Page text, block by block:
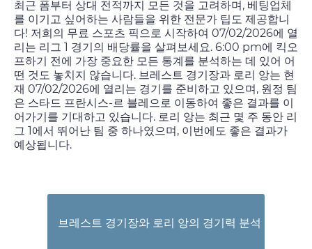
최근 폼부터 상대 전적까지 모든 것을 고려하며, 베팅업체
를 이기고 싶어하는 사람들을 위한 전문가 팁도 제공합니
다! 저희의 무료 스포츠 픽으로 시작하여 07/02/2026에 열
리는 리그 1 경기의 배당률을 살펴보세요. 6:00 pm에 킥오
프하기 전에 가장 중요한 모든 통계를 분석하는 데 있어 어
떤 것도 놓치지 않습니다. 브레스트 경기장과 로리 앙는 현
재 07/02/2026에 열리는 경기를 준비하고 있으며, 원정 팀
은 스타드 프란시스-르 블레으로 이동하여 좋은 결과를 이
어가기를 기대하고 있습니다. 로리 앙는 최근 몇 주 동안 리
그 1에서 뛰어난 팀 중 하나였으며, 이번에도 좋은 결과가
예상됩니다.
브레스트 경기장와 로리 앙의 경기력 분석